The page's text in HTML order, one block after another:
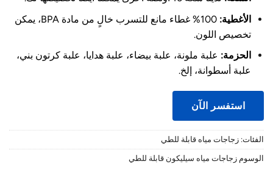
الأغطية:
100% غطاء مانع للتسرب خالٍ من مادة BPA، يمكن
تخصيص اللون.
الحزمة: علبة ملونة، علبة بيضاء، علبة هدايا، علبة كرتون بني،
علبة أسطوانة، إلخ.
استفسر الآن
الفئات: زجاجات مياه قابلة للطي
الوسوم زجاجات مياه سيليكون قابلة للطي